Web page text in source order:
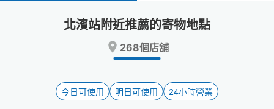
a
date.
Press
key
to
北濱站附近推薦的寄物地點
268個店舖
今日可使用 明日可使用 24小時營業